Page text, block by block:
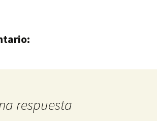
de entradas
respuesta